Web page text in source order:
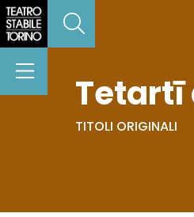
TITOLI ORIGINALI